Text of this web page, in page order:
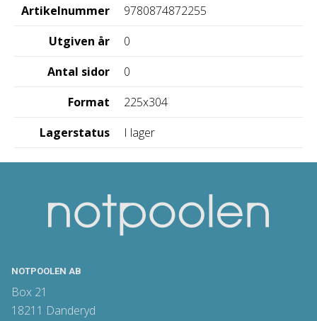
Artikelnummer
9780874872255
Utgiven år
0
Antal sidor
0
Format
225x304
Lagerstatus
I lager
NOTPOOLEN AB
Box 21
18211 Danderyd